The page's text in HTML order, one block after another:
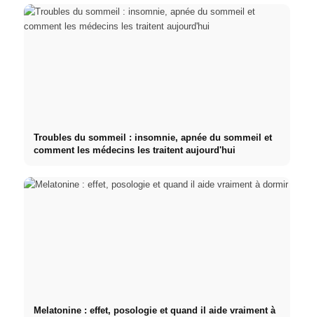
Troubles du sommeil : insomnie, apnée du sommeil et
comment les médecins les traitent aujourd'hui
Melatonine : effet, posologie et quand il aide vraiment à